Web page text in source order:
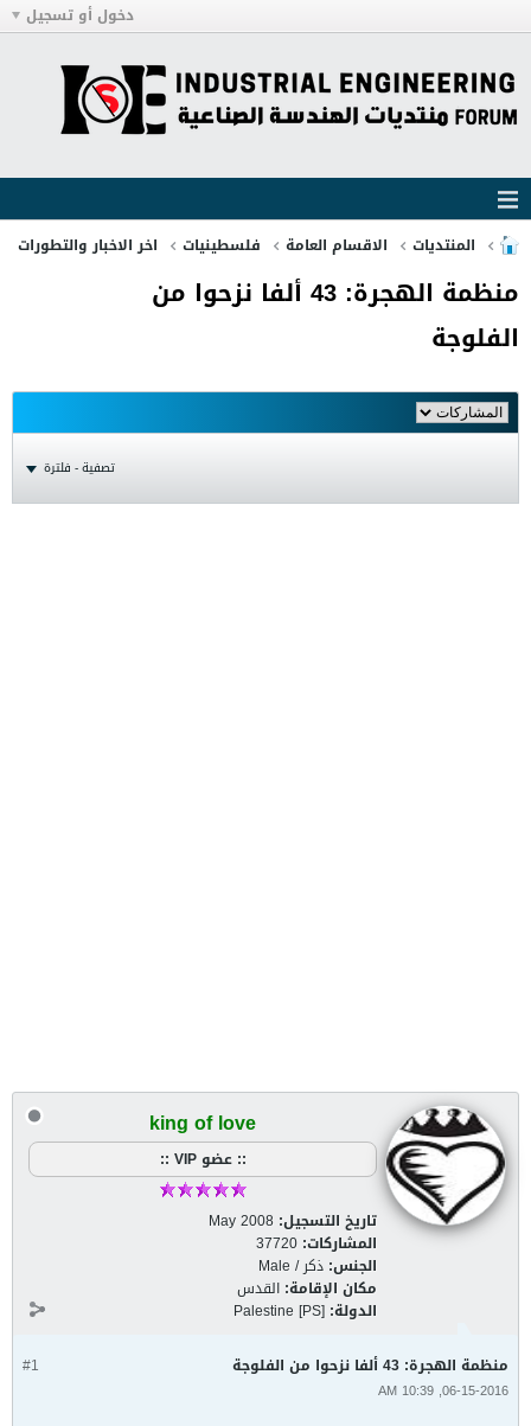
دخول أو تسجيل
المنتديات الاقسام العامة فلسطينيات اخر الاخبار والتطورات
منظمة الهجرة: 43 ألفا نزحوا من
الفلوجة
تصفية - فلترة
king of love
:: عضو VIP ::
تاريخ التسجيل: May 2008
المشاركات: 37720
الجنس: ذكر / Male
مكان الإقامة: القدس
الدولة: Palestine [PS]
#1 منظمة الهجرة: 43 ألفا نزحوا من الفلوجة
06-15-2016, 10:39 AM